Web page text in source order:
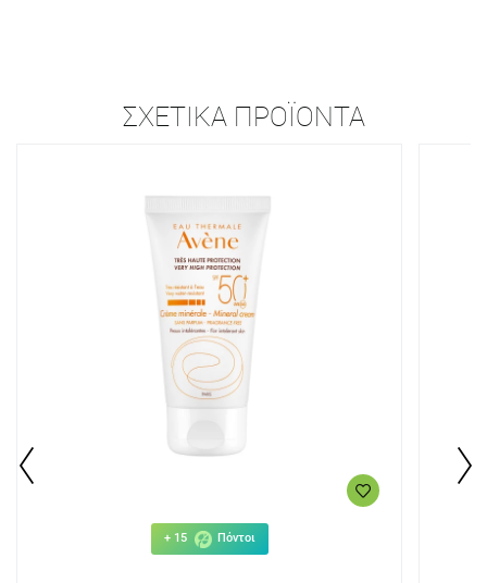
ΣΧΕΤΙΚΆ ΠΡΟΪΌΝΤΑ
+ 15 Πόντοι